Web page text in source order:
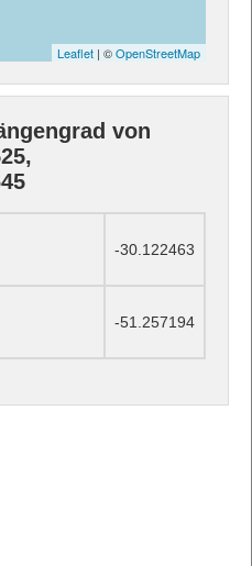
Leaflet | ©OpenStreetMap
von
-30.122463
-51.257194